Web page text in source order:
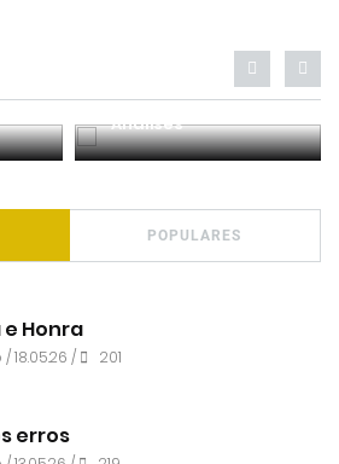
Análises
POPULARES
Honra
/ 18.05.26 / 201
erros